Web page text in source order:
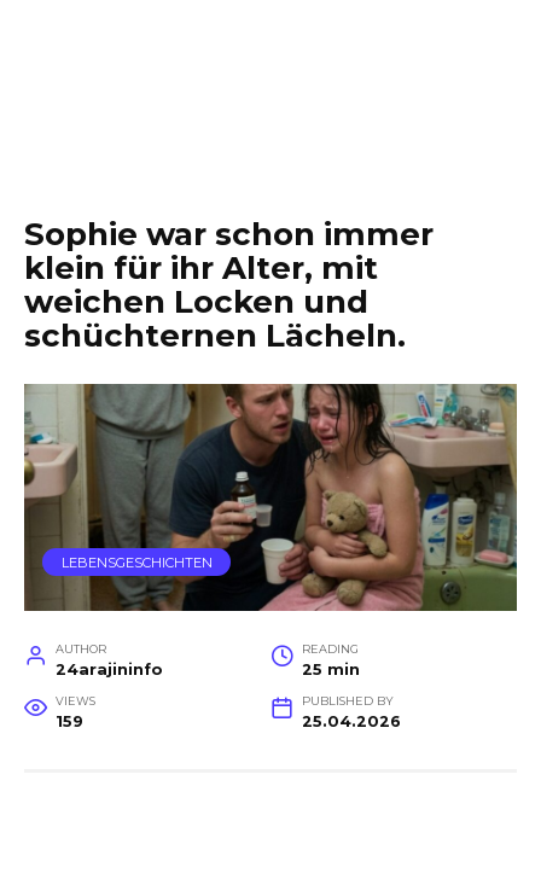
Sophie war schon immer
klein für ihr Alter, mit
weichen Locken und
schüchternen Lächeln.
LEBENSGESCHICHTEN
AUTHOR
24arajininfo
READING
25 min
VIEWS
159
PUBLISHED BY
25.04.2026